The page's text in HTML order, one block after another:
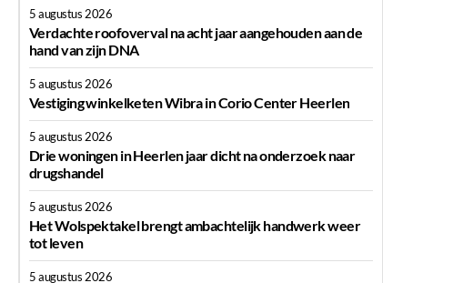
5 augustus 2026
Verdachte roofoverval na acht jaar aangehouden aan de
hand van zijn DNA
5 augustus 2026
Vestiging winkelketen Wibra in Corio Center Heerlen
5 augustus 2026
Drie woningen in Heerlen jaar dicht na onderzoek naar
drugshandel
5 augustus 2026
Het Wolspektakel brengt ambachtelijk handwerk weer
tot leven
5 augustus 2026